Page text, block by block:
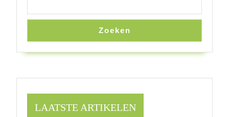
Zoeken
LAATSTE ARTIKELEN